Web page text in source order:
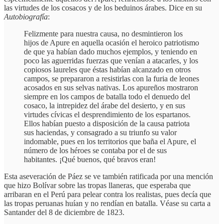
las virtudes de los cosacos y de los beduinos árabes. Dice en su
Autobiografía:
Felizmente para nuestra causa, no desmintieron los
hijos de Apure en aquella ocasión el heroico patriotismo
de que ya habían dado muchos ejemplos, y teniendo en
poco las aguerridas fuerzas que venían a atacarles, y los
copiosos laureles que éstas habían alcanzado en otros
campos, se prepararon a resistirlas con la furia de leones
acosados en sus selvas nativas. Los apureños mostraron
siempre en los campos de batalla todo el denuedo del
cosaco, la intrepidez del árabe del desierto, y en sus
virtudes cívicas el desprendimiento de los espartanos.
Ellos habían puesto a disposición de la causa patriota
sus haciendas, y consagrado a su triunfo su valor
indomable, pues en los territorios que baña el Apure, el
número de los héroes se contaba por el de sus
habitantes. ¡Qué buenos, qué bravos eran!
Esta aseveración de Páez se ve también ratificada por una mención
que hizo Bolívar sobre las tropas llaneras, que esperaba que
arribaran en el Perú para pelear contra los realistas, pues decía que
las tropas peruanas huían y no rendían en batalla. Véase su carta a
Santander del 8 de diciembre de 1823.